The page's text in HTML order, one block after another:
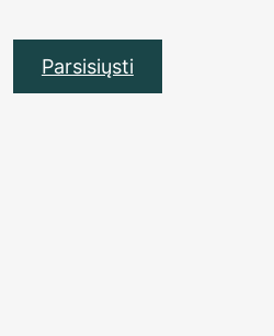
Parsisiųsti